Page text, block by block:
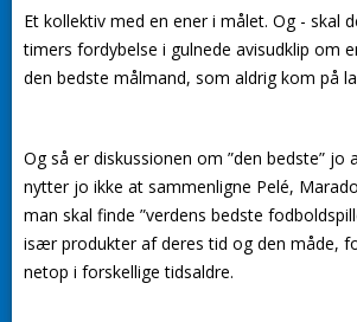
Et kollektiv med en ener i målet. Og - skal
timers fordybelse i gulnede avisudklip om
den bedste målmand, som aldrig kom på
Og så er diskussionen om ”den bedste” jo
nytter jo ikke at sammenligne Pelé,
man skal finde ”verdens bedste
især produkter af deres tid og den måde,
netop i forskellige tidsaldre.